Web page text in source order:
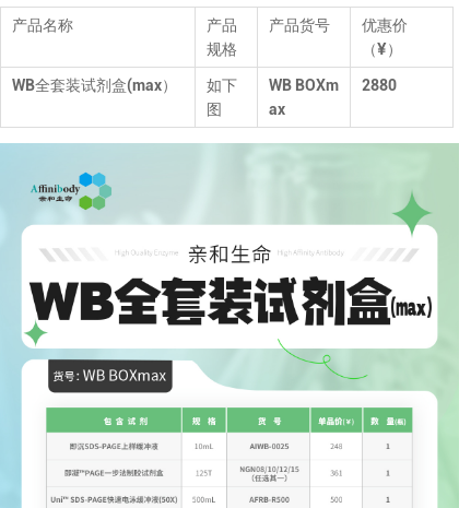
产品名称
产品
规格
产品货号
优惠价
（¥）
WB全套装试剂盒(max）
如下
图
WB BOXm
ax
2880